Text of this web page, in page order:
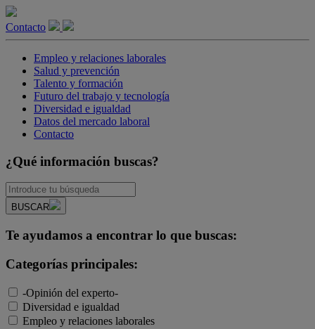
Contacto
Empleo y relaciones laborales
Salud y prevención
Talento y formación
Futuro del trabajo y tecnología
Diversidad e igualdad
Datos del mercado laboral
Contacto
¿Qué información buscas?
BUSCAR
Te ayudamos a encontrar lo que buscas:
Categorías principales:
-Opinión del experto-
Diversidad e igualdad
Empleo y relaciones laborales